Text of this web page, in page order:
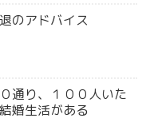
のアドバイス
通り、１００人いた
婚生活がある